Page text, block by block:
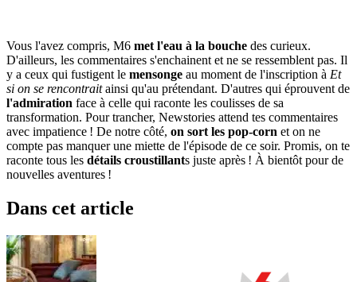
Vous l'avez compris, M6 met l'eau à la bouche des curieux.
D'ailleurs, les commentaires s'enchainent et ne se ressemblent pas. Il
y a ceux qui fustigent le mensonge au moment de l'inscription à Et
si on se rencontraitainsi qu'au prétendant. D'autres qui éprouvent de
l'admiration face à celle qui raconte les coulisses de sa
transformation. Pour trancher, Newstories attend tes commentaires
avec impatience ! De notre côté, on sort les pop-corn et on ne
compte pas manquer une miette de l'épisode de ce soir. Promis, on te
raconte tous les détails croustillants juste après ! À bientôt pour de
nouvelles aventures !
Dans cet article